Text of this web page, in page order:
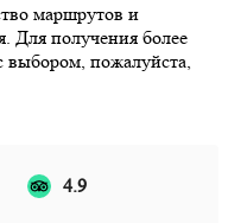
маршрутов и
Для получения более
пожалуйста,
4.9